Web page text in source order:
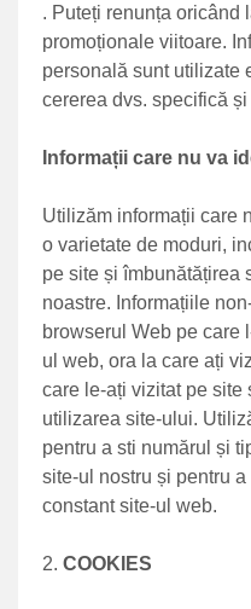
. Puteți renunța oricând
promoționale viitoare.
personală sunt utilizate
cererea dvs. specifică
Informații care nu va
Utilizăm informații care
o varietate de moduri,
pe site și îmbunătățirea
noastre. Informațiile
browserul Web pe care
ul web, ora la care ați
care le-ați vizitat pe site
utilizarea site-ului.
pentru a sti numărul și
site-ul nostru și pentru
constant site-ul web.
COOKIES